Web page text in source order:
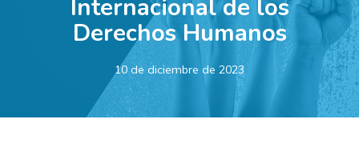
Internacional de los
Derechos Humanos
10 de diciembre de 2023